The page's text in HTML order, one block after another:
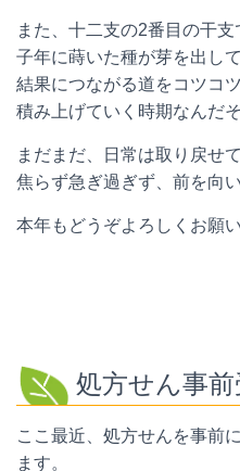
また、十二支の2番目の干支
子年に蒔いた種が芽を出し
結果につながる道をコツコ
積み上げていく時期なんだそ
まだまだ、日常は取り戻せ
焦らず急ぎ過ぎず、前を向
本年もどうぞよろしくお願
処方せん事
ここ最近、処方せんを事前
ます。